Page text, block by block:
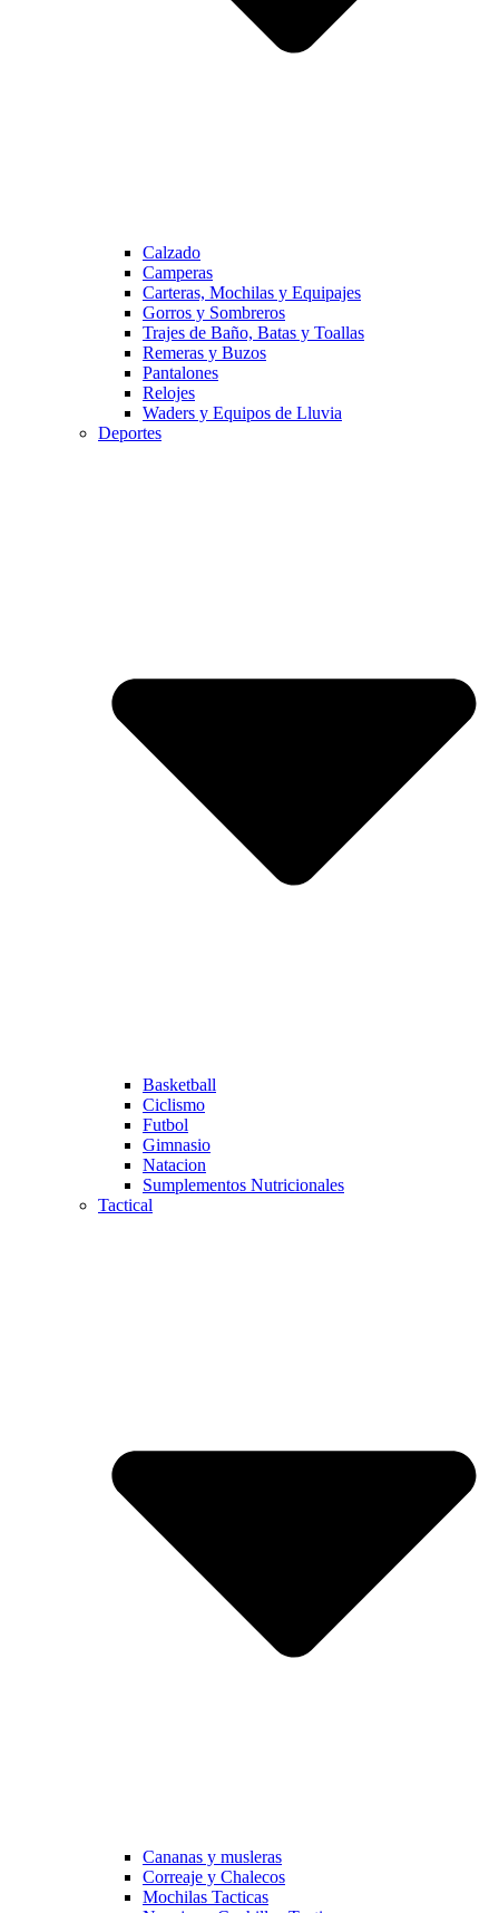
Calzado
Camperas
Carteras, Mochilas y Equipajes
Gorros y Sombreros
Trajes de Baño, Batas y Toallas
Remeras y Buzos
Pantalones
Relojes
Waders y Equipos de Lluvia
Deportes
Basketball
Ciclismo
Futbol
Gimnasio
Natacion
Sumplementos Nutricionales
Tactical
Cananas y musleras
Correaje y Chalecos
Mochilas Tacticas